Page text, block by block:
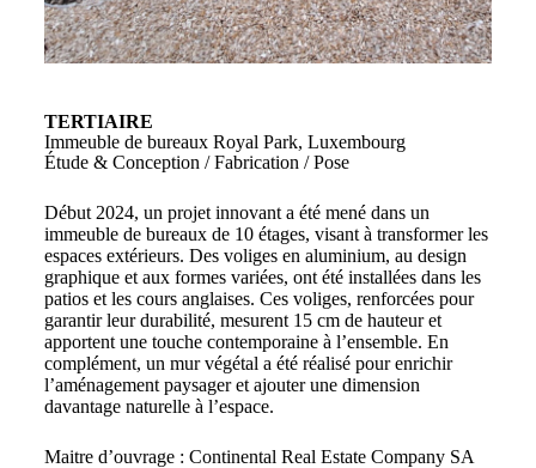
TERTIAIRE
Immeuble de bureaux Royal Park, Luxembourg
Étude & Conception / Fabrication / Pose
Début 2024, un projet innovant a été mené dans un
immeuble de bureaux de 10 étages, visant à transformer les
espaces extérieurs. Des voliges en aluminium, au design
graphique et aux formes variées, ont été installées dans les
patios et les cours anglaises. Ces voliges, renforcées pour
garantir leur durabilité, mesurent 15 cm de hauteur et
apportent une touche contemporaine à l’ensemble. En
complément, un mur végétal a été réalisé pour enrichir
l’aménagement paysager et ajouter une dimension
davantage naturelle à l’espace.
Maitre d’ouvrage : Continental Real Estate Company SA